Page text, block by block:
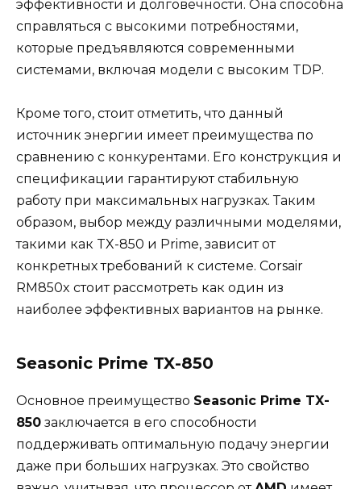
эффективности и долговечности. Она способна
справляться с высокими потребностями,
которые предъявляются современными
системами, включая модели с высоким TDP.
Кроме того, стоит отметить, что данный
источник энергии имеет преимущества по
сравнению с конкурентами. Его конструкция и
спецификации гарантируют стабильную
работу при максимальных нагрузках. Таким
образом, выбор между различными моделями,
такими как TX-850 и Prime, зависит от
конкретных требований к системе. Corsair
RM850x стоит рассмотреть как один из
наиболее эффективных вариантов на рынке.
Seasonic Prime TX-850
Основное преимущество Seasonic Prime TX-
850 заключается в его способности
поддерживать оптимальную подачу энергии
даже при больших нагрузках. Это свойство